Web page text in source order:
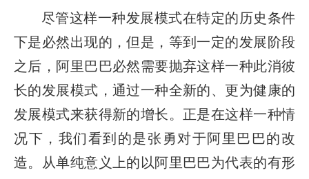
尽管这样一种发展模式在特定的历史条件
下是必然出现的，但是，等到一定的发展阶段
之后，阿里巴巴必然需要抛弃这样一种此消彼
长的发展模式，通过一种全新的、更为健康的
发展模式来获得新的增长。正是在这样一种情
况下，我们看到的是张勇对于阿里巴巴的改
造。从单纯意义上的以阿里巴巴为代表的有形